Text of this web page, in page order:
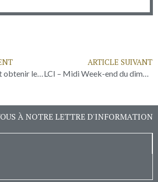
Chine : que peuvent obtenir les Européens ? – RFI
ARTICLE SUIVANT
LCI – Midi Week-end du dimanche 2 avril 2023
À NOTRE LETTRE D'INFORMATION